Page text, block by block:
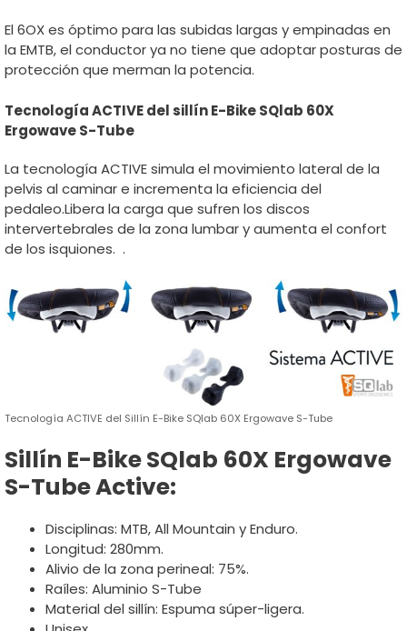
El 6OX es óptimo para las subidas largas y empinadas en
la EMTB, el conductor ya no tiene que adoptar posturas de
protección que merman la potencia.
Tecnología ACTIVE del sillín E-Bike SQlab 60X
Ergowave S-Tube
La tecnología ACTIVE simula el movimiento lateral de la
pelvis al caminar e incrementa la eficiencia del
pedaleo.Libera la carga que sufren los discos
intervertebrales de la zona lumbar y aumenta el confort
de los isquiones. .
Tecnología ACTIVE del Sillín E-Bike SQlab 60X Ergowave S-Tube
Sillín E-Bike SQlab 60X Ergowave
S-Tube Active:
Disciplinas: MTB, All Mountain y Enduro.
Longitud: 280mm.
Alivio de la zona perineal: 75%.
Raíles: Aluminio S-Tube
Material del sillín: Espuma súper-ligera.